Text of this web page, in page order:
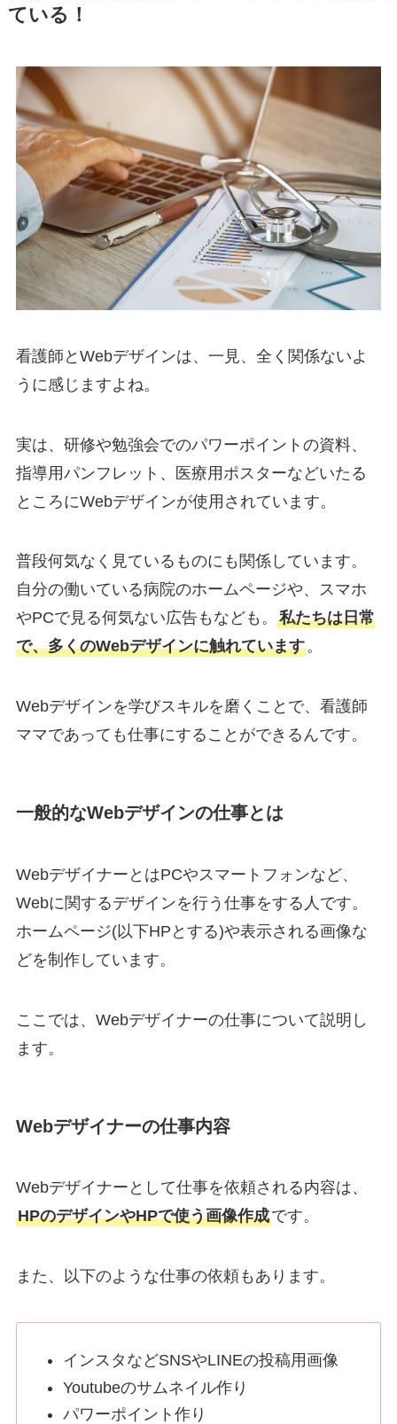
ている！
看護師とWebデザインは、一見、全く関係ないよ
うに感じますよね。
実は、研修や勉強会でのパワーポイントの資料、
指導用パンフレット、医療用ポスターなどいたる
ところにWebデザインが使用されています。
普段何気なく見ているものにも関係しています。
自分の働いている病院のホームページや、スマホ
やPCで見る何気ない広告もなども。 私たちは日常
で、多くのWebデザインに触れています。
Webデザインを学びスキルを磨くことで、看護師
ママであっても仕事にすることができるんです。
一般的なWebデザインの仕事とは
Webデザイナーとは​​PCやスマートフォンなど、
Webに関するデザインを行う仕事をする人です。
ホームページ(以下HPとする)や表示される画像な
どを制作しています。
ここでは、Webデザイナーの仕事について説明し
ます。
Webデザイナーの仕事内容
Webデザイナーとして仕事を依頼される内容は、
HPのデザインやHPで使う画像作成です。
また、以下のような仕事の依頼もあります。
インスタなどSNSやLINEの投稿用画像
Youtubeのサムネイル作り
パワーポイント作り